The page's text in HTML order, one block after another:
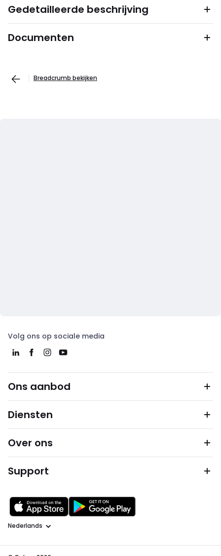
Gedetailleerde beschrijving
Documenten
Breadcrumb bekijken
Volg ons op sociale media
Ons aanbod
Diensten
Over ons
Support
Taal